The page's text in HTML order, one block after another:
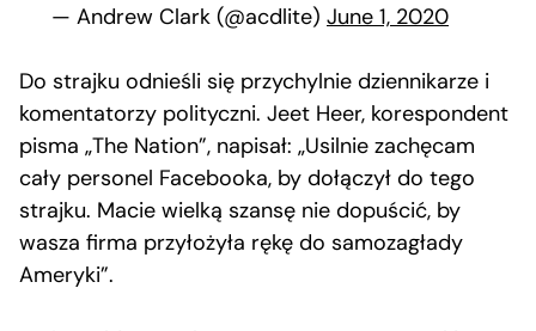
— Andrew Clark (@acdlite) June 1, 2020
Do strajku odnieśli się przychylnie dziennikarze i
komentatorzy polityczni. Jeet Heer, korespondent
pisma „The Nation”, napisał: „Usilnie zachęcam
cały personel Facebooka, by dołączył do tego
strajku. Macie wielką szansę nie dopuścić, by
wasza firma przyłożyła rękę do samozagłady
Ameryki”.